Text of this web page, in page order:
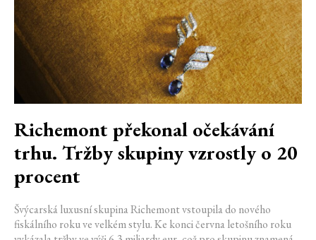
Richemont překonal očekávání
trhu. Tržby skupiny vzrostly o 20
procent
Švýcarská luxusní skupina Richemont vstoupila do nového
fiskálního roku ve velkém stylu. Ke konci června letošního roku